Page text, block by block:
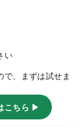
い
で、まずは試せま
こちら ▶︎